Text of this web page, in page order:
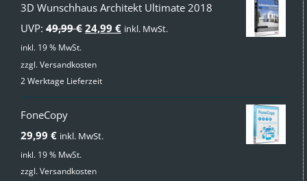
3D Wunschhaus Architekt Ultimate 2018
UVP: 49,99€ Ursprünglicher
war:
24,99 €Aktueller
inkl. MwSt.
inkl. 19 % MwSt.
zzgl.Versandkosten
2 Werktage Lieferzeit
FoneCopy
29,99 € inkl. MwSt.
inkl. 19 % MwSt.
zzgl.Versandkosten